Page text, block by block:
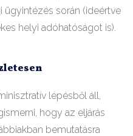
során (ideértve
helyi adóhatóságot is).
lépésből áll,
hogy az eljárás
bemutatásra